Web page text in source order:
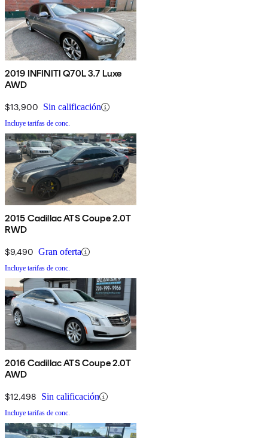
2019 INFINITI Q70L 3.7 Luxe
AWD
$13,900 Sin calificación
Incluye tarifas de conc.
2015 Cadillac ATS Coupe 2.0T
RWD
$9,490 Gran oferta
Incluye tarifas de conc.
2016 Cadillac ATS Coupe 2.0T
AWD
$12,498 Sin calificación
Incluye tarifas de conc.